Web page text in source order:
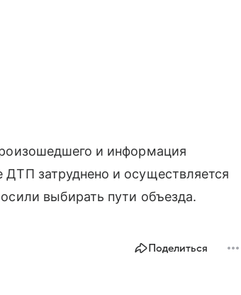
и информация
затруднено и осуществляется
выбирать пути объезда.
Поделиться